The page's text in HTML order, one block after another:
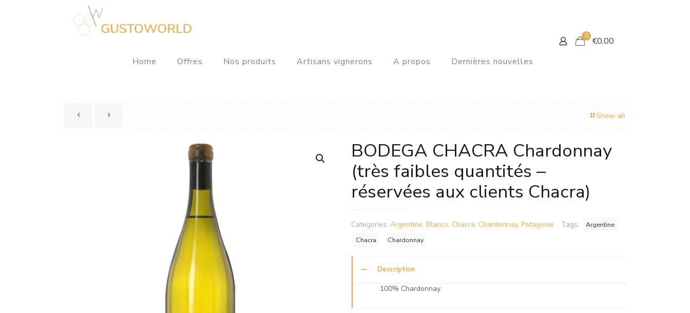
Home Offres Nos produits Artisans vignerons A propos Dernières nouvelles
0 €0,00
Show all
BODEGA CHACRA Chardonnay
(très faibles quantités –
réservées aux clients Chacra)
Categories: Argentine, Blancs, Chacra, Chardonnay, Patagonie Tags:
Argentine
Chacra
Chardonnay
Description
100% Chardonnay